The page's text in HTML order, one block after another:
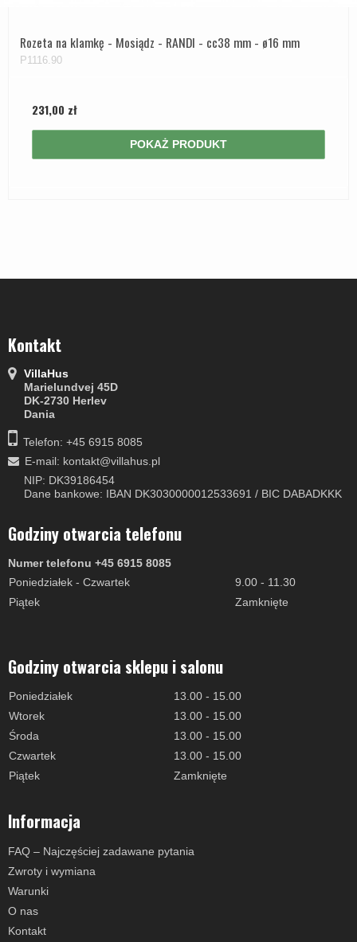
Rozeta na klamkę - Mosiądz - RANDI - cc38 mm - ø16 mm
P1116.90
231,00 zł
POKAŻ PRODUKT
Kontakt
VillaHus
Marielundvej 45D
DK-2730 Herlev
Dania
Telefon: +45 6915 8085
E-mail: kontakt@villahus.pl
NIP: DK39186454
Dane bankowe: IBAN DK3030000012533691 / BIC DABADKKK
Godziny otwarcia telefonu
Numer telefonu +45 6915 8085
Poniedziałek - Czwartek
9.00 - 11.30
Piątek
Zamknięte
Godziny otwarcia sklepu i salonu
Poniedziałek
13.00 - 15.00
Wtorek
13.00 - 15.00
Środa
13.00 - 15.00
Czwartek
13.00 - 15.00
Piątek
Zamknięte
Informacja
FAQ – Najczęściej zadawane pytania
Zwroty i wymiana
Warunki
O nas
Kontakt